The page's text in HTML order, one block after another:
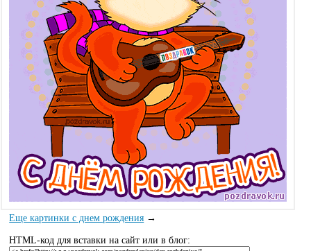
Еще картинки с днем рождения →
HTML-код для вставки на сайт или в блог: